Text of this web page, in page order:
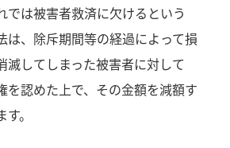
では被害者救済に欠けるという
は、除斥期間等の経過によって損
滅してしまった被害者に対して
を認めた上で、その金額を減額す
。